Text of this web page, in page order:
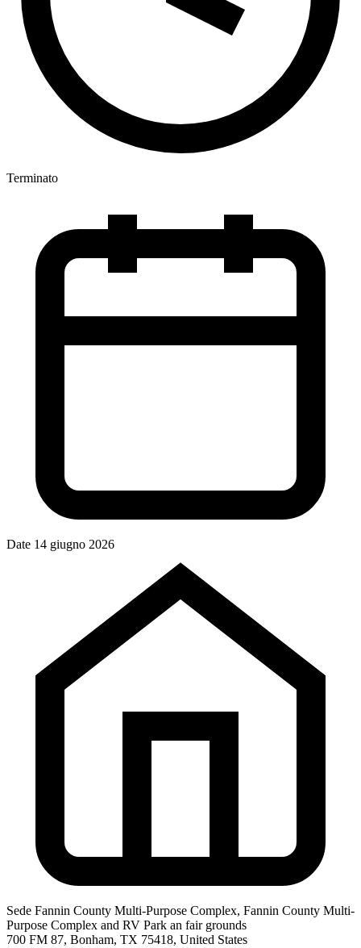
Terminato
Date 14 giugno 2026
Sede Fannin County Multi-Purpose Complex, Fannin County Multi-
Purpose Complex and RV Park an fair grounds
700 FM 87, Bonham, TX 75418, United States